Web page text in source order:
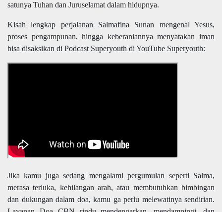
satunya Tuhan dan Juruselamat dalam hidupnya.
Kisah lengkap perjalanan Salmafina Sunan mengenal Yesus,
proses pengampunan, hingga keberaniannya menyatakan iman
bisa disaksikan di Podcast Superyouth di YouTube Superyouth:
Jika kamu juga sedang mengalami pergumulan seperti Salma,
merasa terluka, kehilangan arah, atau membutuhkan bimbingan
dan dukungan dalam doa, kamu ga perlu melewatinya sendirian.